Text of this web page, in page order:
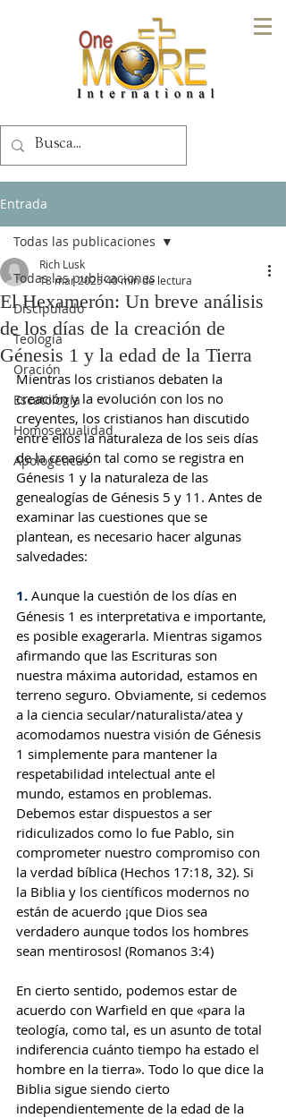
Entrada
Todas las publicaciones
Discipulado
Teología
Oración
Escatología
Homosexualidad
Apologéticas
Todas las publicaciones
El Hexamerón: Un breve análisis
de los días de la creación de
Génesis 1 y la edad de la Tierra
Rich Lusk
18 mar 202540 min de lectura
Mientras los cristianos debaten la
creación y la evolución con los no
creyentes, los cristianos han discutido
entre ellos la naturaleza de los seis días
de la creación tal como se registra en
Génesis 1 y la naturaleza de las
genealogías de Génesis 5 y 11. Antes de
examinar las cuestiones que se
plantean, es necesario hacer algunas
salvedades:
1. Aunque la cuestión de los días en
Génesis 1 es interpretativa e importante,
es posible exagerarla. Mientras sigamos
afirmando que las Escrituras son
nuestra máxima autoridad, estamos en
terreno seguro. Obviamente, si cedemos
a la ciencia secular/naturalista/atea y
acomodamos nuestra visión de Génesis
1 simplemente para mantener la
respetabilidad intelectual ante el
mundo, estamos en problemas.
Debemos estar dispuestos a ser
ridiculizados como lo fue Pablo, sin
comprometer nuestro compromiso con
la verdad bíblica (Hechos 17:18, 32). Si
la Biblia y los científicos modernos no
están de acuerdo ¡que Dios sea
verdadero aunque todos los hombres
sean mentirosos! (Romanos 3:4)
En cierto sentido, podemos estar de
acuerdo con Warfield en que «para la
teología, como tal, es un asunto de total
indiferencia cuánto tiempo ha estado el
hombre en la tierra». Todo lo que dice la
Biblia sigue siendo cierto
independientemente de la edad de la